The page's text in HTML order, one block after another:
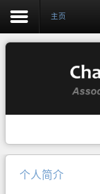
研究
主页
个人简介